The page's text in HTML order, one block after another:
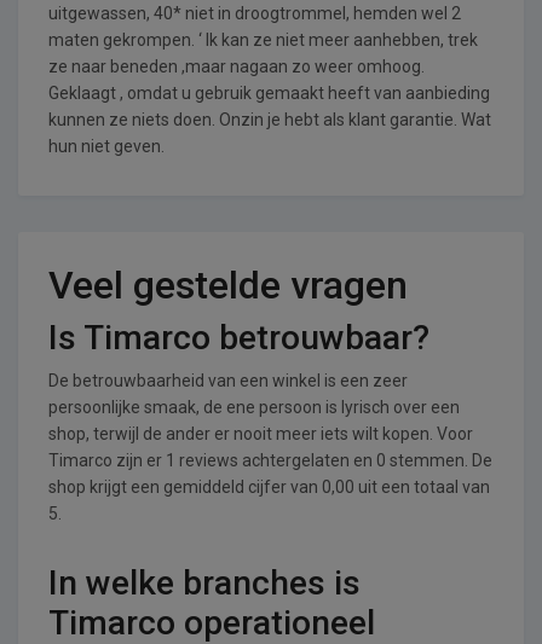
uitgewassen, 40* niet in droogtrommel, hemden wel 2
maten gekrompen. ‘ Ik kan ze niet meer aanhebben, trek
ze naar beneden ,maar nagaan zo weer omhoog.
Geklaagt , omdat u gebruik gemaakt heeft van aanbieding
kunnen ze niets doen. Onzin je hebt als klant garantie. Wat
hun niet geven.
Veel gestelde vragen
Is Timarco betrouwbaar?
De betrouwbaarheid van een winkel is een zeer
persoonlijke smaak, de ene persoon is lyrisch over een
shop, terwijl de ander er nooit meer iets wilt kopen. Voor
Timarco zijn er 1 reviews achtergelaten en 0 stemmen. De
shop krijgt een gemiddeld cijfer van 0,00 uit een totaal van
5.
In welke branches is
Timarco operationeel